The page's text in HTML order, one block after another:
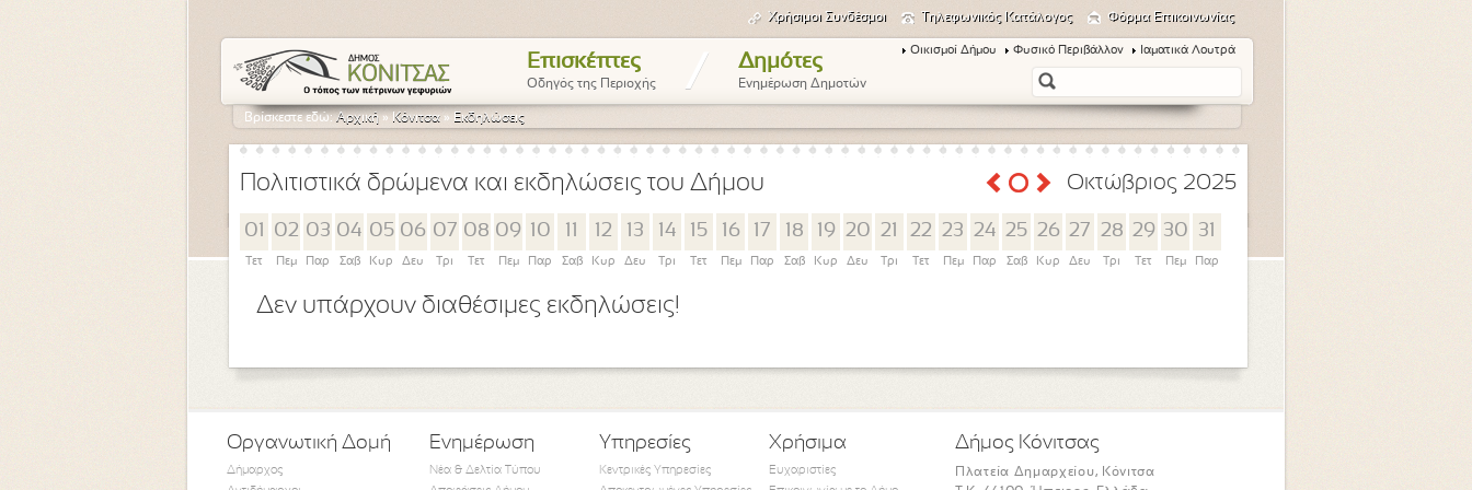
Χρήσιμοι Συνδέσμοι Τηλεφωνικός Κατάλογος Φόρμα Επικοινωνίας
Επισκέπτες
Οδηγός της Περιοχής / Δημότες
Ενημέρωση Δημοτών
Οικισμοί Δήμου Φυσικό Περιβάλλον Ιαματικά Λουτρά
Βρίσκεστε εδώ:Αρχική » Κόνιτσα » Εκδηλώσεις
Πολιτιστικά δρώμενα και εκδηλώσεις του Δήμου Οκτώβριος 2025
01
Τετ
02
Πεμ
03
Παρ
04
Σαβ
05
Κυρ
06
Δευ
07
Τρι
08
Τετ
09
Πεμ
10
Παρ Σαβ
12
Κυρ
13
Δευ
14
Τρι
15
Τετ
16
Πεμ
17
Παρ
18
Σαβ
19
Κυρ
20
Δευ
21
Τρι
22
Τετ
23
Πεμ
24
Παρ
25
Σαβ
26
Κυρ
27
Δευ
28
Τρι
29
Τετ
30
Πεμ
31
Παρ
Δεν υπάρχουν διαθέσιμες εκδηλώσεις!
Οργανωτική Δομή
Δήμαρχος
Ενημέρωση
Νέα & Δελτία Τύπου
Υπηρεσίες
Κεντρικές Υπηρεσίες
Χρήσιμα
Ευχαριστίες
Δήμος Κόνιτσας
Πλατεία Δημαρχείου, Κόνιτσα